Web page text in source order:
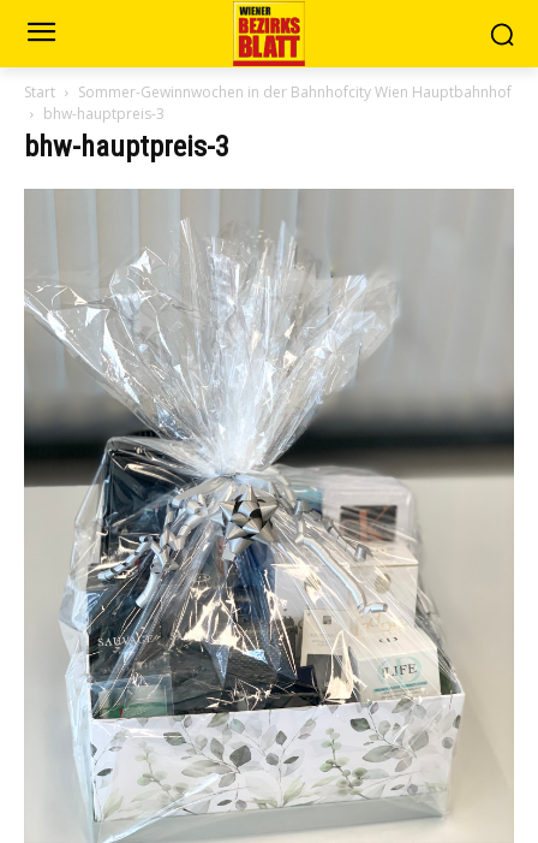
Start
Sommer-Gewinnwochen in der Bahnhofcity Wien Hauptbahnhof
bhw-hauptpreis-3
bhw-hauptpreis-3